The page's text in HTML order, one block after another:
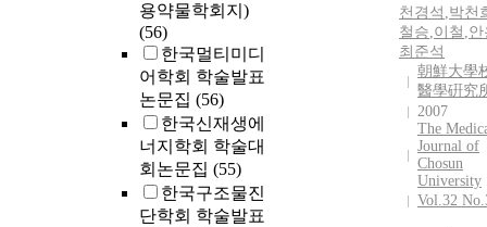
용약물학회지)
(56)
한국멀티미디
어학회 학술발표
논문집 (56)
한국신재생에
너지학회 학술대
회논문집 (55)
한국구조물진
단학회 학술발표
천경석 ,박천
철승,이철 ,
최준석
朝鮮大學
醫學硏究
2007
The
Journal of
Chosun
University
Vol.32